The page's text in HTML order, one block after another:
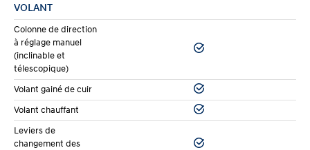
VOLANT
Colonne de direction
à réglage manuel
(inclinable et
télescopique)
Volant gainé de cuir
Volant chauffant
Leviers de
changement des